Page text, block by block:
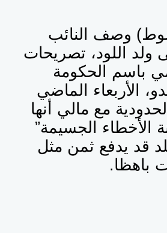
وصف النائب
ولد اللود، تصريحات
باسم الحكومة
الأربعاء الماضي
مع مالي أنها
الأخطاء الجسيمة”
قد يدفع ثمن مثل
باهظا.